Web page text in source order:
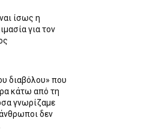
ίσως η
για τον
διαβόλου» που
κάτω από τη
γνωρίζαμε
δεν